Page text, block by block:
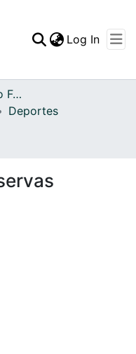
Statistics
Log In
Archivo del Patrimonio Fotográfico y Fílmico del Valle del Cauca
Deportes